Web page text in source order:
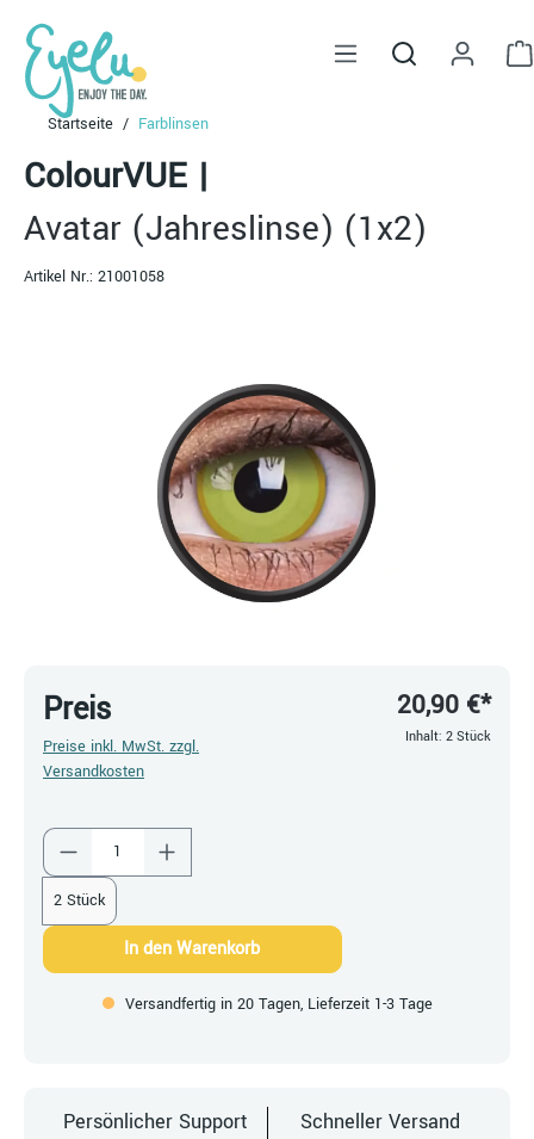
springen
Startseite Farblinsen
ColourVUE |
Avatar (Jahreslinse) (1x2)
Artikel Nr.: 21001058
Preis
Preise inkl. MwSt. zzgl.
Versandkosten
20,90 €*
Inhalt: 2 Stück
Produkt Anzahl: Gib den gewünschten Wert
2 Stück
In den Warenkorb
Versandfertig in 20 Tagen, Lieferzeit 1-3 Tage
Persönlicher Support Schneller Versand